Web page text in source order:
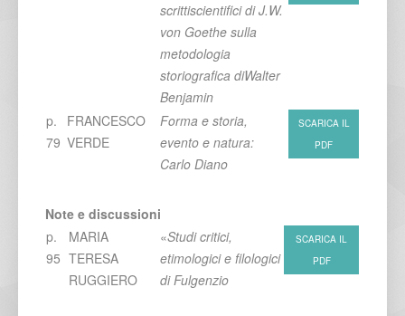
scrittiscientifici di J.W.
von Goethe sulla
metodologia
storiografica diWalter
Benjamin
p.
79
FRANCESCO
VERDE
Forma e storia,
evento e natura:
Carlo Diano
SCARICA IL
PDF
Note e discussioni
p.
95
MARIA
TERESA
RUGGIERO
«Studi critici,
etimologici e filologici
di Fulgenzio
SCARICA IL
PDF